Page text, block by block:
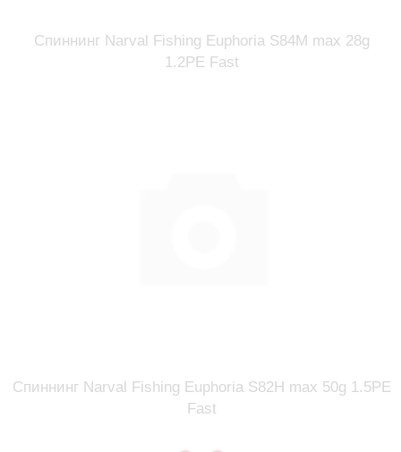
Спиннинг Narval Fishing Euphoria S84M max 28g
1.2PE Fast
Спиннинг Narval Fishing Euphoria S82H max 50g 1.5PE
Fast